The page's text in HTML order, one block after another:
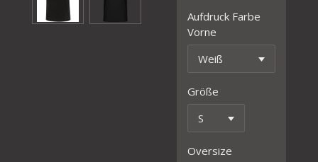
Aufdruck Farbe
Vorne
Größe
Oversize